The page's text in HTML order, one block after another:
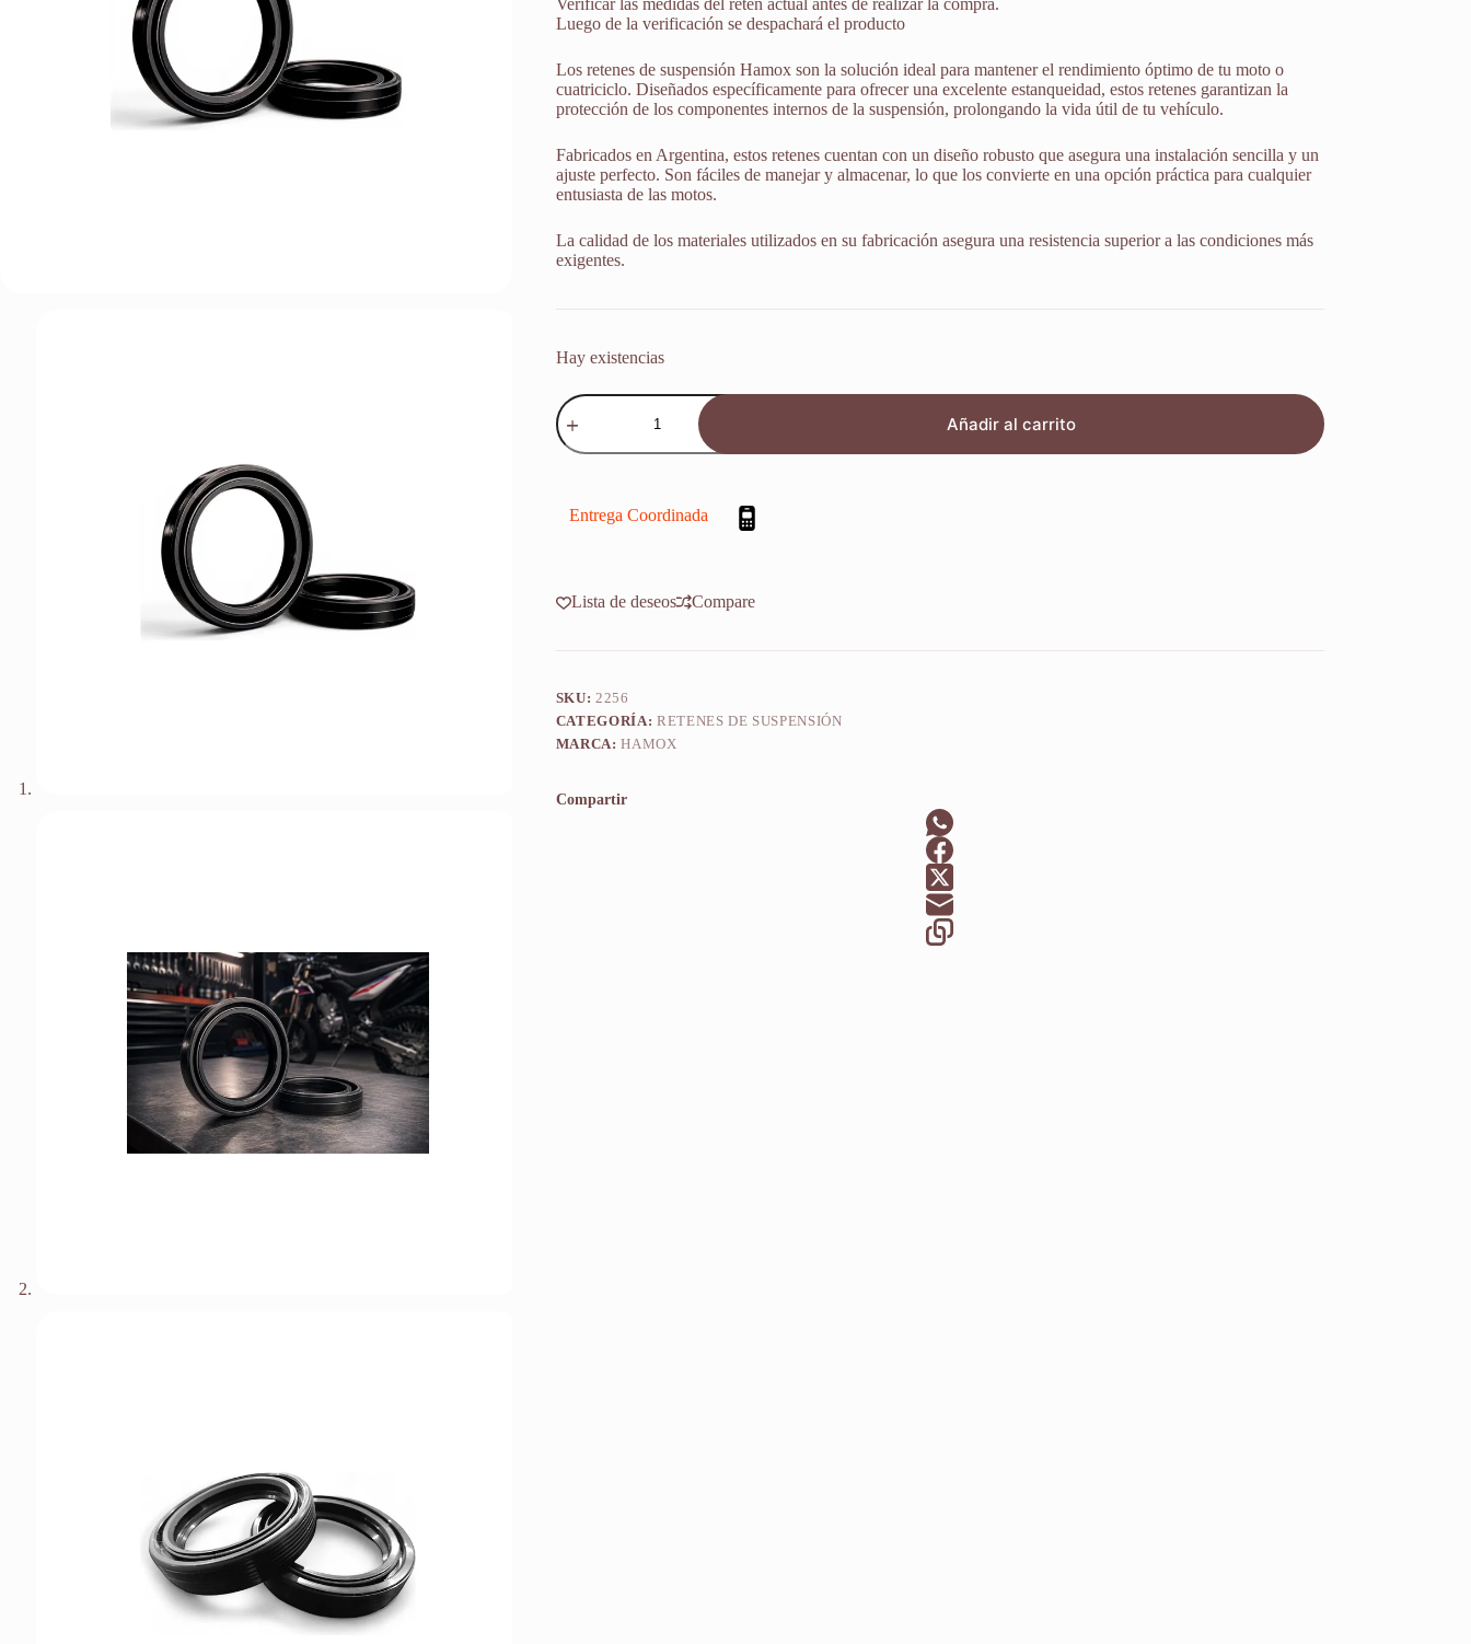
Verificar las medidas del retén actual antes de realizar la compra.
Luego de la verificación se despachará el producto
Los retenes de suspensión Hamox son la solución ideal para mantener el rendimiento óptimo de tu moto o
cuatriciclo. Diseñados específicamente para ofrecer una excelente estanqueidad, estos retenes garantizan la
protección de los componentes internos de la suspensión, prolongando la vida útil de tu vehículo.
Fabricados en Argentina, estos retenes cuentan con un diseño robusto que asegura una instalación sencilla y un
ajuste perfecto. Son fáciles de manejar y almacenar, lo que los convierte en una opción práctica para cualquier
entusiasta de las motos.
La calidad de los materiales utilizados en su fabricación asegura una resistencia superior a las condiciones más
exigentes.
Hay existencias
Retenes
Suspension
Honda
Cb
X
Añadir al carrito
Entrega Coordinada
Lista de deseos Compare
SKU:2256
CATEGORÍA: RETENES DE SUSPENSIÓN
MARCA:HAMOX
Compartir